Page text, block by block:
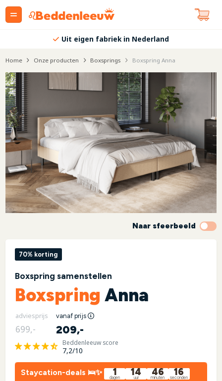
Uit eigen fabriek in Nederland
Home Onze producten Boxsprings Boxspring Anna
Naar sfeerbeeld
70% korting
Boxspring samenstellen
Boxspring Anna
adviesprijs vanaf prijs
699,- 209,-
Beddenleeuw score
7,2/10
Staycation-deals 🛌✨ 1
dagen 14
uur 46
minuten 15
seconden